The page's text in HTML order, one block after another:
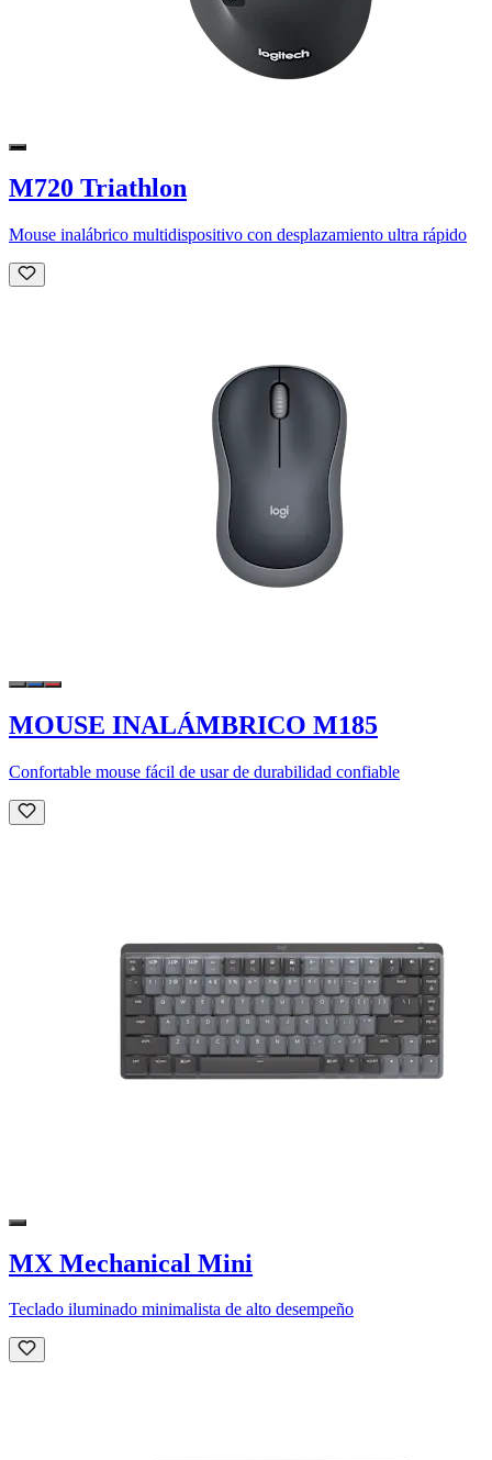
M720 Triathlon
Mouse inalábrico multidispositivo con desplazamiento ultra rápido
MOUSE INALÁMBRICO M185
Confortable mouse fácil de usar de durabilidad confiable
MX Mechanical Mini
Teclado iluminado minimalista de alto desempeño